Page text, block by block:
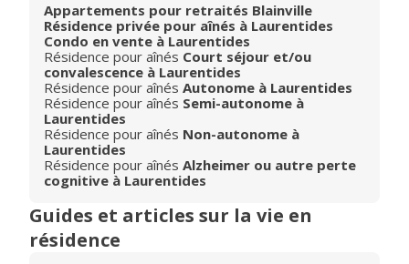
Appartements pour retraités Blainville
Résidence privée pour aînés à Laurentides
Condo en vente à Laurentides
Résidence pour aînés Court séjour et/ou
convalescence à Laurentides
Résidence pour aînés Autonome à Laurentides
Résidence pour aînés Semi-autonome à
Laurentides
Résidence pour aînés Non-autonome à
Laurentides
Résidence pour aînés Alzheimer ou autre perte
cognitive à Laurentides
Guides et articles sur la vie en
résidence